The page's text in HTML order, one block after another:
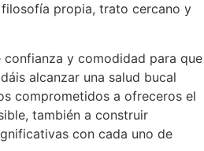
propia, trato cercano y
confianza y comodidad para que
alcanzar una salud bucal
comprometidos a ofreceros el
también a construir
con cada uno de